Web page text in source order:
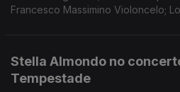
Francesco Massimino Violoncelo;
Stella Almondo no
Tempestade